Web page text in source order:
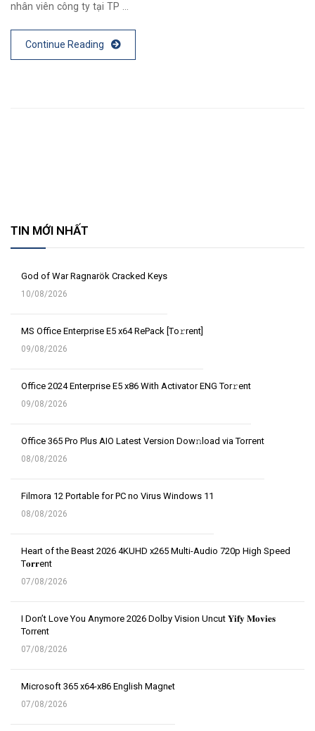
nhân viên công ty tại TP …
Continue Reading
TIN MỚI NHẤT
God of War Ragnarök Cracked Keys
10/08/2026
MS Office Enterprise E5 x64 RePack [Тo𝚛rent]
09/08/2026
Office 2024 Enterprise E5 x86 With Activator ENG Tor𝚛ent
09/08/2026
Office 365 Pro Plus AIO Latest Version Dow𝚗load via Torгent
08/08/2026
Filmora 12 Portable for PC no Virus Windows 11
08/08/2026
Heart of the Beast 2026 4KUHD x265 Multi-Audio 720p High Speed
T𝐨𝐫𝐫ent
07/08/2026
I Don’t Love You Anymore 2026 Dolby Vision Uncut 𝐘𝐢𝐟𝐲 𝐌𝐨𝐯𝐢𝐞𝐬
Torrent
07/08/2026
Microsoft 365 x64-x86 English Magn𝐞t
07/08/2026